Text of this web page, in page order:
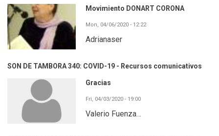
Movimiento DONART CORONA
Mon, 04/06/2020 - 12:22
Adrianaser
SON DE TAMBORA 340: COVID-19 - Recursos comunicativos
Gracias
Fri, 04/03/2020 - 19:00
Valerio Fuenza…